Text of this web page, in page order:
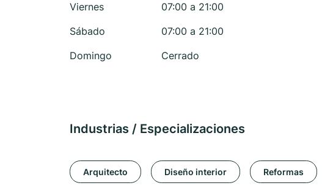
Viernes
07:00 a 21:00
Sábado
07:00 a 21:00
Domingo
Cerrado
Industrias / Especializaciones
Arquitecto Diseño interior Reformas